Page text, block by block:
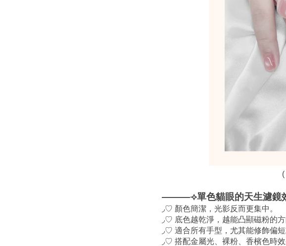
———⟢單色貓眼的天生濾
◞♡ 顏色簡潔，光影反而更集中。
◞♡ 底色越乾淨，越能凸顯磁粉的方
◞♡ 適合所有手型，尤其能修飾偏短
◞♡ 搭配金屬光、裸粉、香檳色時效